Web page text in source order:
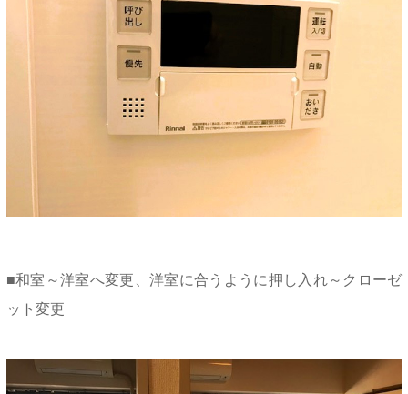
■和室～洋室へ変更、洋室に合うように押し入れ～クローゼ
ット変更